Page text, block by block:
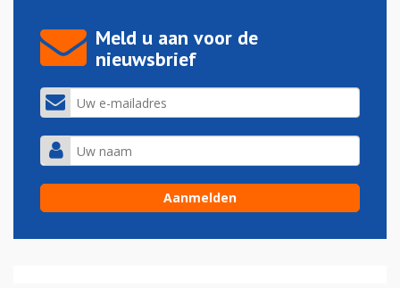
Meld u aan voor de
nieuwsbrief